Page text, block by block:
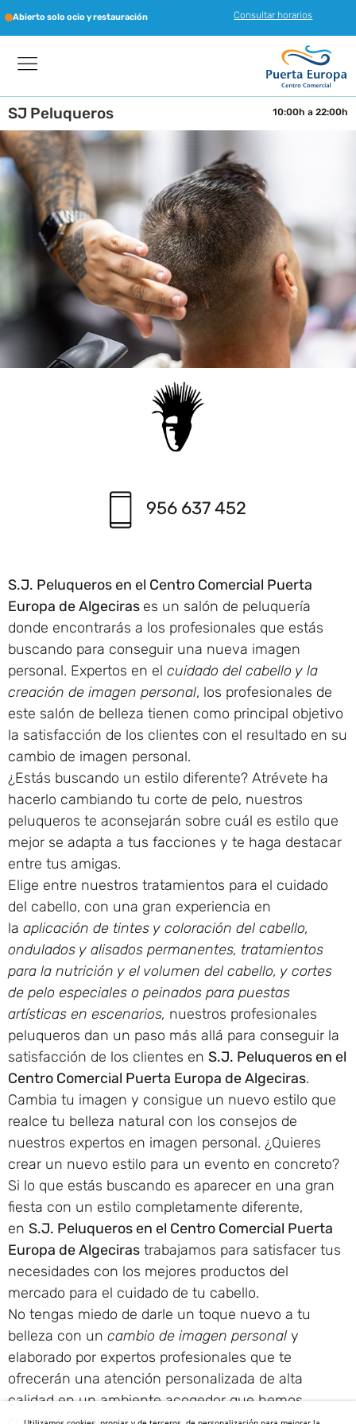
Abierto solo ocio y restauración Consultar horarios
SJ Peluqueros 10:00h a 22:00h
956 637 452
S.J. Peluqueros en el Centro Comercial Puerta
Europa de Algeciras es un salón de peluquería
donde encontrarás a los profesionales que estás
buscando para conseguir una nueva imagen
personal. Expertos en el cuidado del cabello y la
creación de imagen personal, los profesionales de
este salón de belleza tienen como principal objetivo
la satisfacción de los clientes con el resultado en su
cambio de imagen personal.
¿Estás buscando un estilo diferente? Atrévete ha
hacerlo cambiando tu corte de pelo, nuestros
peluqueros te aconsejarán sobre cuál es estilo que
mejor se adapta a tus facciones y te haga destacar
entre tus amigas.
Elige entre nuestros tratamientos para el cuidado
del cabello, con una gran experiencia en
la aplicación de tintes y coloración del cabello,
ondulados y alisados permanentes, tratamientos
para la nutrición y el volumen del cabello, y cortes
de pelo especiales o peinados para puestas
artísticas en escenarios, nuestros profesionales
peluqueros dan un paso más allá para conseguir la
satisfacción de los clientes en S.J. Peluqueros en el
Centro Comercial Puerta Europa de Algeciras.
Cambia tu imagen y consigue un nuevo estilo que
realce tu belleza natural con los consejos de
nuestros expertos en imagen personal. ¿Quieres
crear un nuevo estilo para un evento en concreto?
Si lo que estás buscando es aparecer en una gran
fiesta con un estilo completamente diferente,
en S.J. Peluqueros en el Centro Comercial Puerta
Europa de Algeciras trabajamos para satisfacer tus
necesidades con los mejores productos del
mercado para el cuidado de tu cabello.
No tengas miedo de darle un toque nuevo a tu
belleza con un cambio de imagen personal y
elaborado por expertos profesionales que te
ofrecerán una atención personalizada de alta
calidad en un ambiente acogedor que hemos